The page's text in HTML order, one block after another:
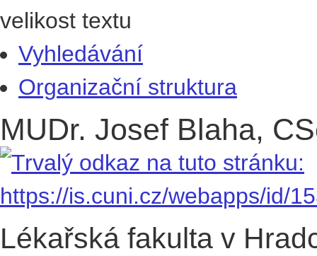
velikost textu
Vyhledávání
Organizační struktura
MUDr. Josef Blaha,
Lékařská fakulta v